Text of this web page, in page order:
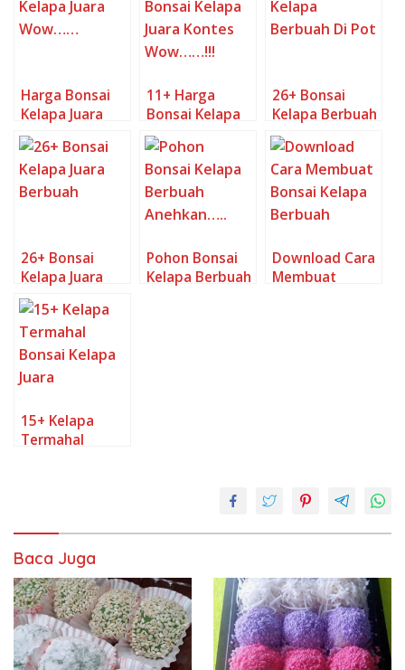
Harga Bonsai
Kelapa Juara
Wow……
11+ Harga
Bonsai Kelapa
Juara Kontes
Wow……!!!
26+ Bonsai
Kelapa Berbuah
Di Pot
26+ Bonsai
Kelapa Juara
Berbuah
Pohon Bonsai
Kelapa Berbuah
Download Cara
Membuat
15+ Kelapa
Termahal
Baca Juga